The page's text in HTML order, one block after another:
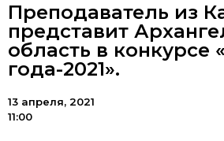
Преподаватель из
представит
область в конкурсе
года-2021».
13 апреля, 2021
11:00